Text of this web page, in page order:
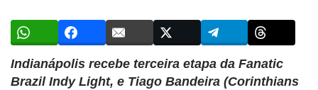
Indianápolis recebe terceira etapa da Fanatic
Brazil Indy Light, e Tiago Bandeira (Corinthians